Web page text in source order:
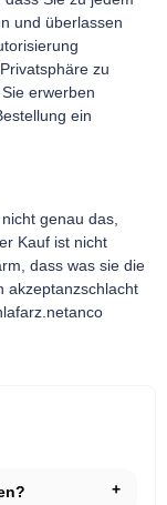
und überlassen
zu
erwerben
ein
genau das,
Kauf ist nicht
dass was sie die
akzeptanzschlacht